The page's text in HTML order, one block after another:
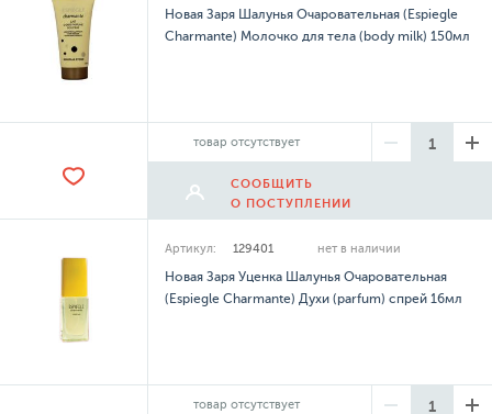
Новая Заря Шалунья Очаровательная (Espiegle
Charmante) Молочко для тела (body milk) 150мл
товар отсутствует
СООБЩИТЬ
О ПОСТУПЛЕНИИ
Артикул: 129401 нет в наличии
Новая Заря Уценка Шалунья Очаровательная
(Espiegle Charmante) Духи (parfum) спрей 16мл
товар отсутствует